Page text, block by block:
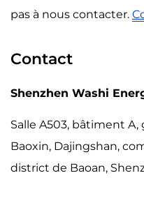
pas à nous contacter.
Contact
Shenzhen Washi
Salle A503, bâtiment
Baoxin, Dajingshan,
district de Baoan,